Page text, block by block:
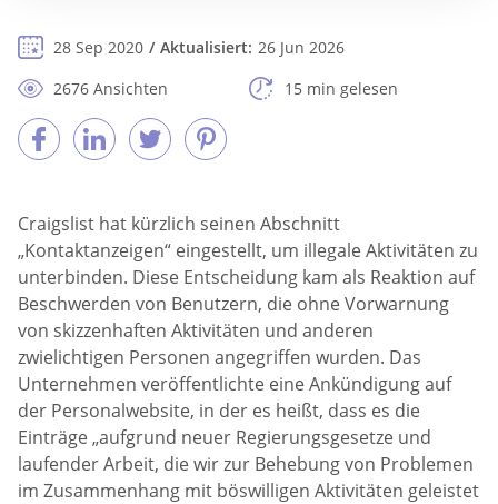
28 Sep 2020 Aktualisiert: 26 Jun 2026
2676 Ansichten
15 min gelesen
Craigslist hat kürzlich seinen Abschnitt
„Kontaktanzeigen“ eingestellt, um illegale Aktivitäten zu
unterbinden. Diese Entscheidung kam als Reaktion auf
Beschwerden von Benutzern, die ohne Vorwarnung
von skizzenhaften Aktivitäten und anderen
zwielichtigen Personen angegriffen wurden. Das
Unternehmen veröffentlichte eine Ankündigung auf
der Personalwebsite, in der es heißt, dass es die
Einträge „aufgrund neuer Regierungsgesetze und
laufender Arbeit, die wir zur Behebung von Problemen
im Zusammenhang mit böswilligen Aktivitäten geleistet